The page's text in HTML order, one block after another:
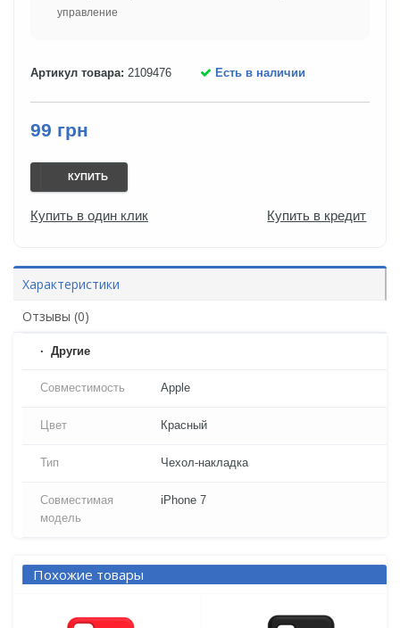
управление
Артикул товара: 2109476 Есть в наличии
99 грн
КУПИТЬ
Купить в один клик Купить в кредит
Характеристики
Отзывы (0)
Другие
Совместимость Apple
Цвет Красный
Тип Чехол-накладка
Совместимая
модель
iPhone 7
Похожие товары